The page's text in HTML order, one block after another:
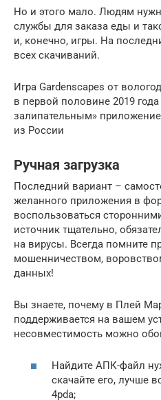
Но и этого мало. Людям
службы для заказа еды и
и, конечно, игры. На
всех скачиваний.
Игра Gardenscapes от
в первой половине 2019
залипательным»
из России
Ручная загрузка
Последний вариант –
желанного приложения в
воспользоваться
источник тщательно,
на вирусы. Всегда помните
мошенничеством,
данных!
Вы знаете, почему в Плей
поддерживается на вашем
несовместимость можно
Найдите АПК-файл
скачайте его, лучше
4pda;